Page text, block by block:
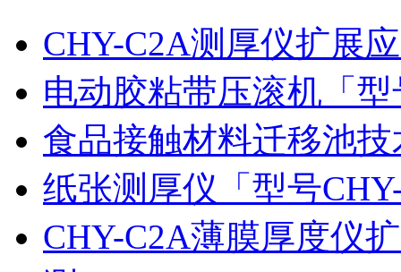
CHY-C2A测厚仪扩展
电动胶粘带压滚机「
食品接触材料迁移池
纸张测厚仪「型号
CHY-C2A薄膜厚度仪